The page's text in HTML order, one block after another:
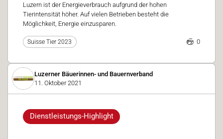
Luzern ist der Energieverbrauch aufgrund der hohen
Tierintensität höher. Auf vielen Betrieben besteht die
Möglichkeit, Energie einzusparen.
Suisse Tier 2023 0
Luzerner Bäuerinnen- und Bauernverband
11. Oktober 2021
Dienstleistungs-Highlight